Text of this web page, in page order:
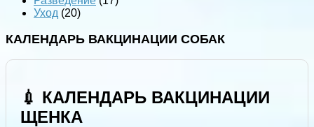
Уход (20)
КАЛЕНДАРЬ ВАКЦИНАЦИИ СОБАК
💉 КАЛЕНДАРЬ ВАКЦИНАЦИИ
ЩЕНКА